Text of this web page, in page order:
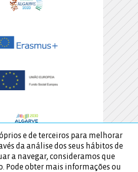
e de terceiros para melhorar
da análise dos seus hábitos de
a navegar, consideramos que
Pode obter mais informações ou